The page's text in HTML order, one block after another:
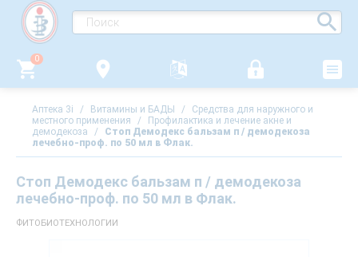
0
Аптека 3i / Витамины и БАДЫ /
Средства для наружного и
местного применения
/
Профилактика и лечение акне и
демодекоза
/
Стоп Демодекс бальзам п / демодекоза
лечебно-проф. по 50 мл в Флак.
Стоп Демодекс бальзам п / демодекоза
лечебно-проф. по 50 мл в Флак.
ФИТОБИОТЕХНОЛОГИИ